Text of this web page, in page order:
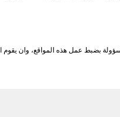
بضبط عمل هذه المواقع، وان